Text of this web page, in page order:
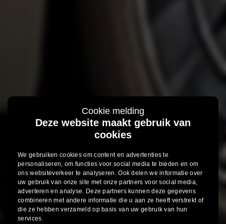
Cookie melding
Deze website maakt gebruik van
cookies
We gebruiken cookies om content en advertenties te
personaliseren, om functies voor social media te bieden en om
ons websiteverkeer te analyseren. Ook delen we informatie over
uw gebruik van onze site met onze partners voor social media,
adverteren en analyse. Deze partners kunnen deze gegevens
combineren met andere informatie die u aan ze heeft verstrekt of
die ze hebben verzameld op basis van uw gebruik van hun
services.